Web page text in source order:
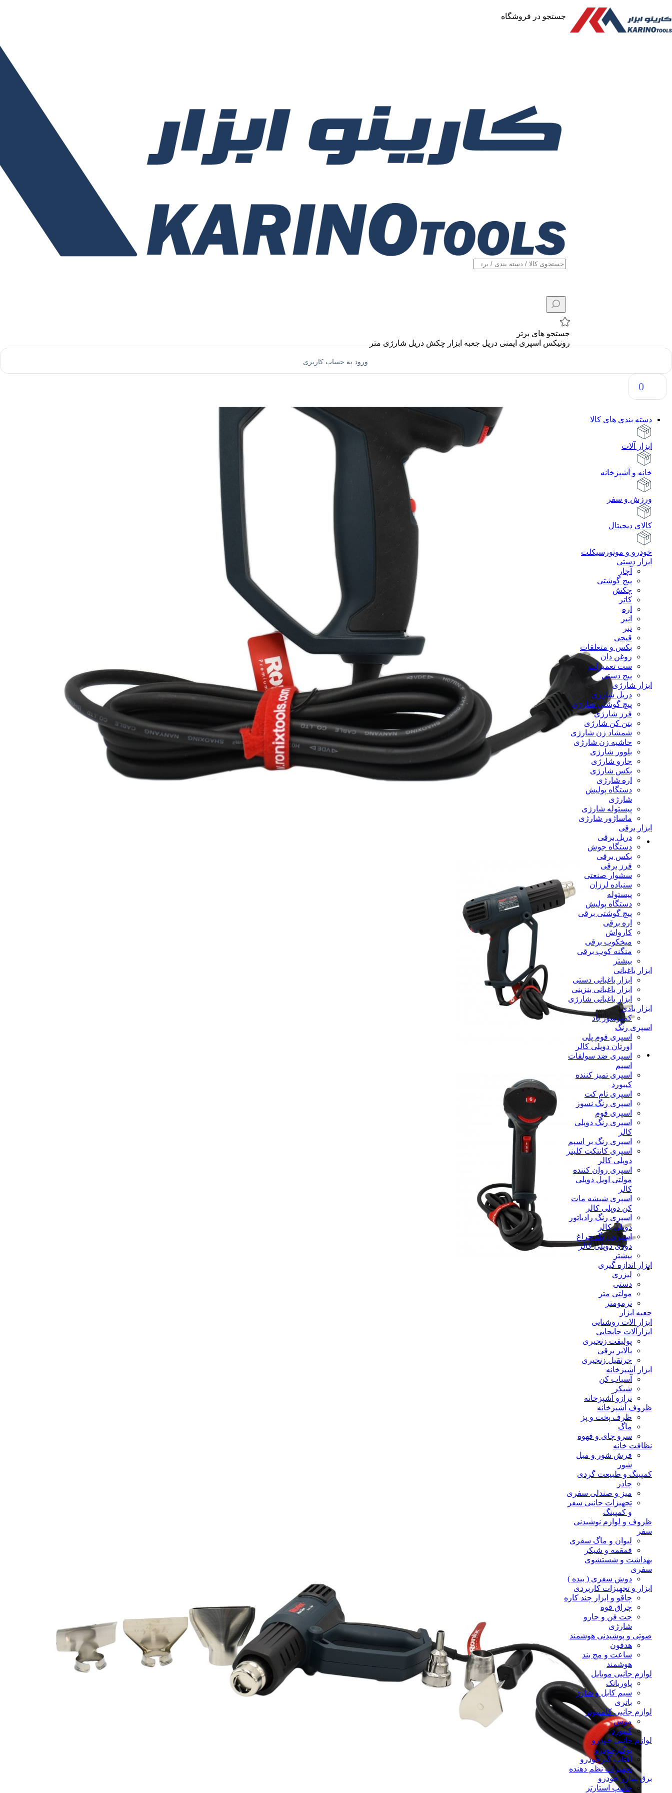
جستجو در فروشگاه
جستجو های برتر
رونیکس اسپری ایمنی دریل جعبه ابزار چکش دریل شارژی متر
ورود به حساب کاربری
0
دسته بندی های کالا
ابزار آلات
خانه و آشپزخانه
ورزش و سفر
کالای دیجیتال
خودرو و موتورسیکلت
ابزار دستی
آچار
پیچ گوشتی
چکش
کاتر
اره
انبر
تبر
قیچی
بکس و متعلقات
روغن دان
ست تعمیرات
پیچ دستی
ابزار شارژی
دریل شارژی
پیچ گوشتی شارژی
فرز شارژی
بتن کن شارژی
شمشاد زن شارژی
حاشیه زن شارژی
بلوور شارژی
جارو شارژی
بکس شارژی
اره شارژی
دستگاه پولیش
شارژی
پیستوله شارژی
ماساژور شارژی
ابزار برقی
دریل برقی
دستگاه جوش
بکس برقی
فرز برقی
سشوار صنعتی
سنباده لرزان
پیستوله
دستگاه پولیش
پیچ گوشتی برقی
اره برقی
کارواش
میخکوب برقی
منگنه کوب برقی
بیشتر
ابزار باغبانی
ابزار باغبانی دستی
ابزار باغبانی بنزینی
ابزار باغبانی شارژی
ابزار بادی
کمپرسور باد
اسپری رنگ
اسپری فوم پلی
اورتان دوپلی کالر
اسپری ضد سولفات
اسپم
اسپری تمیز کننده
کیبورد
اسپری تام کت
اسپری رنگ نسوز
اسپری فوم
اسپری رنگ دوپلی
کالر
اسپری رنگ بر اسپم
اسپری کانتکت کلینر
دوپلی کالر
اسپری روان کننده
مولتی اویل دوپلی
کالر
اسپری شیشه مات
کن دوپلی کالر
اسپری رنگ رادیاتور
دوپلی کالر
اسپری رنگ چراغ
دودی دوپلی کالر
بیشتر
ابزار اندازه گیری
لیزری
دستی
مولتی متر
ترمومتر
جعبه ابزار
ابزار الات روشنایی
ابزارآلات جابجایی
پولیفت زنجیری
بالابر برقی
جرثقیل زنجیری
ابزار آشپزخانه
آسیاب کن
شیکر
ترازو آشپزخانه
ظروف آشپزخانه
ظرف پخت و پز
ماگ
سرو چای و قهوه
نظافت خانه
فرش شور و مبل
شور
کمپینگ و طبیعت گردی
چادر
میز و صندلی سفری
تجهیزات جانبی سفر
و کمپینگ
ظروف و لوازم نوشیدنی
سفر
لیوان و ماگ سفری
قمقمه و شیکر
بهداشت و شستشوی
سفری
دوش سفری ( بیده )
ابزار و تجهیزات کاربردی
چاقو و ابزار چند کاره
چراق قوه
جت فن و جارو
شارژی
صوتی و پوشیدنی هوشمند
هدفون
ساعت و مچ بند
هوشمند
لوازم جانبی موبایل
پاوربانک
سیم کابل و شارژ
باتری
لوازم جانبی کامپیوتر
موس
کیبورد
لوازم جانبی خودرو
بوگیرخودرو
آفتاب گیرخودرو
تجهیزات نظم دهنده
برق شارژ خودرو
جامپ استارتر
خانه /
افزودن به لیست علاقه مندی ها